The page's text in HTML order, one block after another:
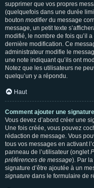
supprimer que vos propres
(quelquefois dans une durée
bouton modifierdu message
message, un petit texte
modifié, le nombre de fois qu’il
dernière modification. Ce
administrateur modifie le
une note indiquant qu’ils ont
Notez que les utilisateurs ne
quelqu’un y a répondu.
Haut
Comment ajouter une
Vous devez d’abord créer une
Une fois créée, vous pouvez
rédaction de message. Vous
tous vos messages en activant
panneau de l’utilisateur (onglet
préférences de message). Par
signature d’être ajoutée à un
signature dans le formulaire de